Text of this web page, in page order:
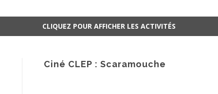
CLIQUEZ POUR AFFICHER LES ACTIVITÉS
Ciné CLEP : Scaramouche